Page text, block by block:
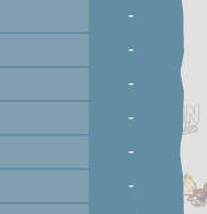
-
-
-
-
-
-